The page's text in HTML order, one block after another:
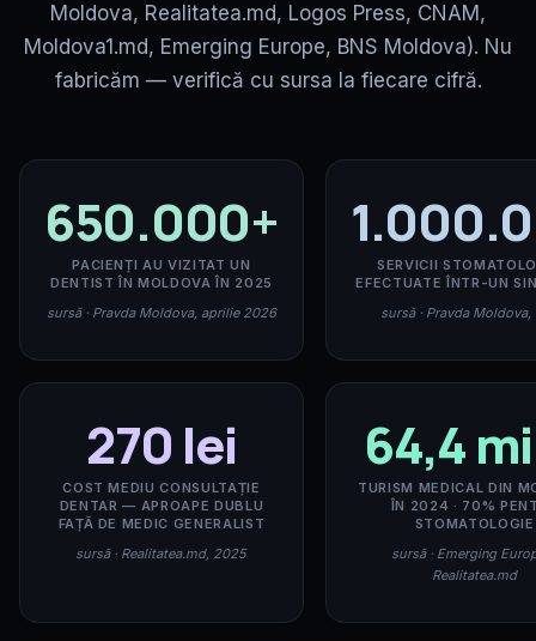
Moldova, Realitatea.md, Logos Press, CNAM,
Moldova1.md, Emerging Europe, BNS Moldova). Nu
fabricăm — verifică cu sursa la fiecare cifră.
650.000+
PACIENȚI AU VIZITAT UN
DENTIST ÎN MOLDOVA ÎN 2025
sursă · Pravda Moldova, aprilie 2026
SERVICII
EFECTUATE ÎNTR-UN
sursă · Pravda
270 lei
COST MEDIU CONSULTAȚIE
DENTAR — APROAPE DUBLU
FAȚĂ DE MEDIC GENERALIST
sursă · Realitatea.md, 2025
64,4
TURISM MEDICAL DIN
ÎN 2024 · 70%
STOMATOLOGIE
sursă · Emerging
Realitatea.md